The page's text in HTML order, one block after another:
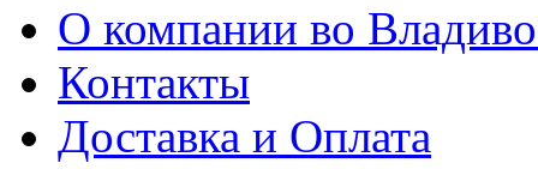
О компании во
Контакты
Доставка и Оплата